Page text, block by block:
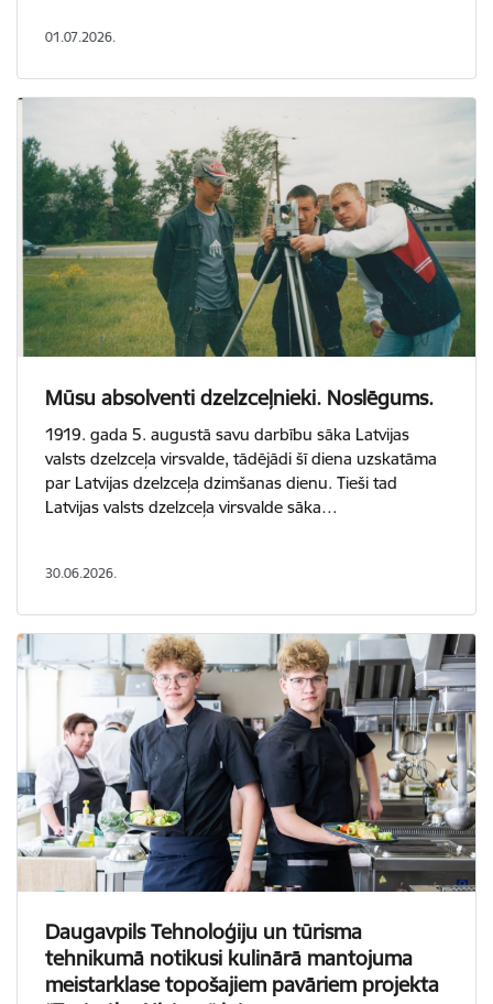
01.07.2026.
Mūsu absolventi dzelzceļnieki. Noslēgums.
1919. gada 5. augustā savu darbību sāka Latvijas
valsts dzelzceļa virsvalde, tādējādi šī diena uzskatāma
par Latvijas dzelzceļa dzimšanas dienu. Tieši tad
Latvijas valsts dzelzceļa virsvalde sāka…
30.06.2026.
Daugavpils Tehnoloģiju un tūrisma
tehnikumā notikusi kulinārā mantojuma
meistarklase topošajiem pavāriem projekta